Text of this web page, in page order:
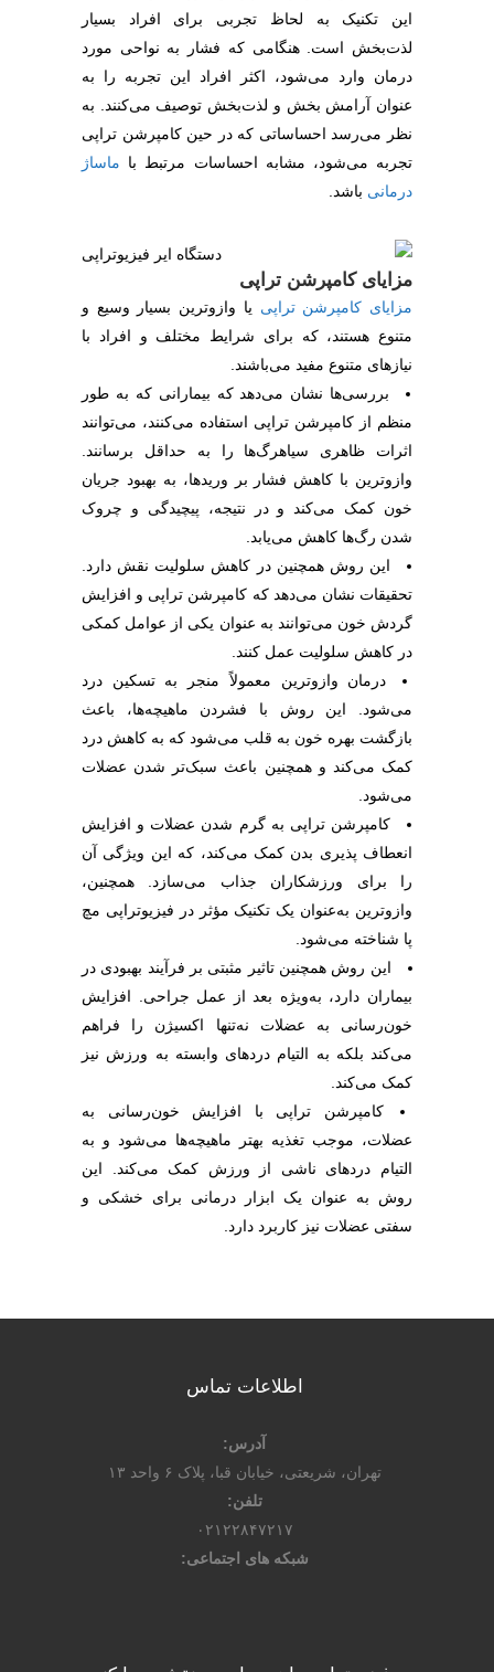
این تکنیک به لحاظ تجربی برای افراد بسیار
لذت‌بخش است. هنگامی که فشار به نواحی مورد
درمان وارد می‌شود، اکثر افراد این تجربه را به
عنوان آرامش بخش و لذت‌بخش توصیف می‌کنند. به
نظر می‌رسد احساساتی که در حین کامپرشن تراپی
تجربه می‌شود، مشابه احساسات مرتبط با ماساژ
درمانی باشد.
مزایای کامپرشن تراپی
مزایای کامپرشن تراپی یا وازوترین بسیار وسیع و
متنوع هستند، که برای شرایط مختلف و افراد با
نیازهای متنوع مفید می‌باشند.
بررسی‌ها نشان می‌دهد که بیمارانی که به طور
منظم از کامپرشن تراپی استفاده می‌کنند، می‌توانند
اثرات ظاهری سیاهرگ‌ها را به حداقل برسانند.
وازوترین با کاهش فشار بر وریدها، به بهبود جریان
خون کمک می‌کند و در نتیجه، پیچیدگی و چروک
شدن رگ‌ها کاهش می‌یابد.
این روش همچنین در کاهش سلولیت نقش دارد.
تحقیقات نشان می‌دهد که کامپرشن تراپی و افزایش
گردش خون می‌توانند به عنوان یکی از عوامل کمکی
در کاهش سلولیت عمل کنند.
درمان وازوترین معمولاً منجر به تسکین درد
می‌شود. این روش با فشردن ماهیچه‌ها، باعث
بازگشت بهره خون به قلب می‌شود که به کاهش درد
کمک می‌کند و همچنین باعث سبک‌تر شدن عضلات
می‌شود.
کامپرشن تراپی به گرم شدن عضلات و افزایش
انعطاف پذیری بدن کمک می‌کند، که این ویژگی آن
را برای ورزشکاران جذاب می‌سازد. همچنین،
وازوترین به‌عنوان یک تکنیک مؤثر در فیزیوتراپی مچ
پا شناخته می‌شود.
این روش همچنین تاثیر مثبتی بر فرآیند بهبودی در
بیماران دارد، به‌ویژه بعد از عمل جراحی. افزایش
خون‌رسانی به عضلات نه‌تنها اکسیژن را فراهم
می‌کند بلکه به التیام دردهای وابسته به ورزش نیز
کمک می‌کند.
کامپرشن تراپی با افزایش خون‌رسانی به
عضلات، موجب تغذیه بهتر ماهیچه‌ها می‌شود و به
التیام دردهای ناشی از ورزش کمک می‌کند. این
روش به عنوان یک ابزار درمانی برای خشکی و
سفتی عضلات نیز کاربرد دارد.
اطلاعات تماس
آدرس:
تهران، شریعتی، خیابان قبا، پلاک ۶ واحد ۱۳
تلفن:
۰۲۱۲۲۸۴۷۲۱۷
شبکه های اجتماعی: